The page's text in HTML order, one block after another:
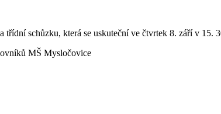
třídní schůzku, která se uskuteční ve čtvrtek 8. září v 15.
MŠ Mysločovice